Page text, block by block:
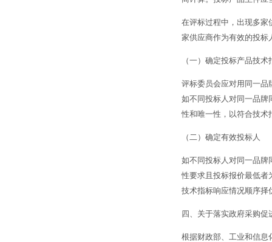
在评标过程中，出现多家
家供应商作为有效的投标
（一）确定投标产品技
评标委员会应对用同一品
如不同投标人对同一品牌
性和唯一性，以符合技术
（二）确定有效投标人
如不同投标人对同一品牌
性要求且投标报价最低者
技术指标响应情况顺序择
四、关于落实政府采购促
根据财政部、工业和信息